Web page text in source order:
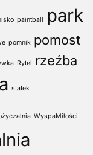
paintball park
pomnik pomost
Rytel rzeźba
statek
WyspaMiłości